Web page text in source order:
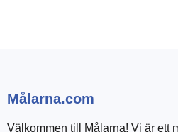
Målarna.com
Välkommen till Målarna! Vi är ett